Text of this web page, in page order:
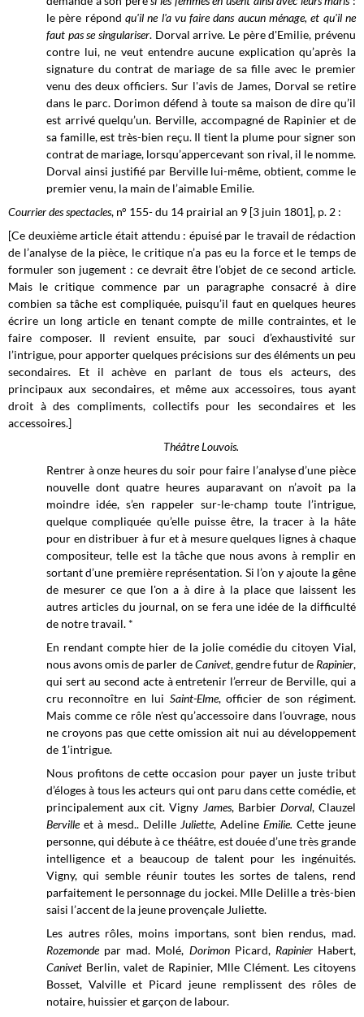
le père répond qu'il ne l'a vu faire dans aucun ménage, et qu'il ne
faut pas se singulariser. Dorval arrive. Le père d'Emilie, prévenu
contre lui, ne veut entendre aucune explication qu’après la
signature du contrat de mariage de sa fille avec le premier
venu des deux officiers. Sur l'avis de James, Dorval se retire
dans le parc. Dorimon défend à toute sa maison de dire qu’il
est arrivé quelqu’un. Berville, accompagné de Rapinier et de
sa famille, est très-bien reçu. Il tient la plume pour signer son
contrat de mariage, lorsqu’appercevant son rival, il le nomme.
Dorval ainsi justifié par Berville lui-même, obtient, comme le
premier venu, la main de l’aimable Emilie.
Courrier des spectacles, n° 155- du 14 prairial an 9 [3 juin 1801], p. 2 :
[Ce deuxième article était attendu : épuisé par le travail de rédaction
de l’analyse de la pièce, le critique n’a pas eu la force et le temps de
formuler son jugement : ce devrait être l’objet de ce second article.
Mais le critique commence par un paragraphe consacré à dire
combien sa tâche est compliquée, puisqu’il faut en quelques heures
écrire un long article en tenant compte de mille contraintes, et le
faire composer. Il revient ensuite, par souci d’exhaustivité sur
l’intrigue, pour apporter quelques précisions sur des éléments un peu
secondaires. Et il achève en parlant de tous els acteurs, des
principaux aux secondaires, et même aux accessoires, tous ayant
droit à des compliments, collectifs pour les secondaires et les
accessoires.]
Théâtre Louvois.
Rentrer à onze heures du soir pour faire l’analyse d’une pièce
nouvelle dont quatre heures auparavant on n’avoit pa la
moindre idée, s’en rappeler sur-le-champ toute l’intrigue,
quelque compliquée qu’elle puisse être, la tracer à la hâte
pour en distribuer à fur et à mesure quelques lignes à chaque
compositeur, telle est la tâche que nous avons à remplir en
sortant d’une première représentation. Si l’on y ajoute la gêne
de mesurer ce que l'on a à dire à la place que laissent les
autres articles du journal, on se fera une idée de la difficulté
de notre travail. *
En rendant compte hier de la jolie comédie du citoyen Vial,
nous avons omis de parler deCanivet, gendre futur de Rapinier,
qui sert au second acte à entretenir l’erreur de Berville, qui a
cru reconnoître en lui Saint-Elme, officier de son régiment.
Mais comme ce rôle n'est qu’accessoire dans l’ouvrage, nous
ne croyons pas que cette omission ait nui au développement
de 1’intrigue.
Nous profitons de cette occasion pour payer un juste tribut
d’éloges à tous les acteurs qui ont paru dans cette comédie, et
principalement aux cit. Vigny James, Barbier Dorval, Clauzel
Bervilleet à mesd.. Delille Juliette, Adeline Emilie. Cette jeune
personne, qui débute à ce théâtre, est douée d’une très grande
intelligence et a beaucoup de talent pour les ingénuités.
Vigny, qui semble réunir toutes les sortes de talens, rend
parfaitement le personnage du jockei. Mlle Delille a très-bien
saisi l’accent de la jeune provençale Juliette.
Les autres rôles, moins importans, sont bien rendus, mad.
Rozemondepar mad. Molé, DorimonPicard, RapinierHabert,
Canivet Berlin, valet de Rapinier, Mlle Clément. Les citoyens
Bosset, Valville et Picard jeune remplissent des rôles de
notaire, huissier et garçon de labour.